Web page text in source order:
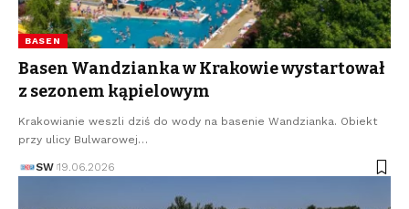
BASEN
Basen Wandzianka w Krakowie wystartował
z sezonem kąpielowym
Krakowianie weszli dziś do wody na basenie Wandzianka. Obiekt
przy ulicy Bulwarowej…
SW 19.06.2026